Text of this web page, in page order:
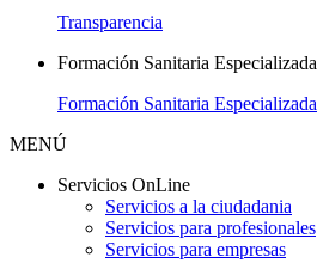
Transparencia
Formación Sanitaria Especializada
Formación Sanitaria Especializada
MENÚ
Servicios OnLine
Servicios a la ciudadania
Servicios para profesionales
Servicios para empresas